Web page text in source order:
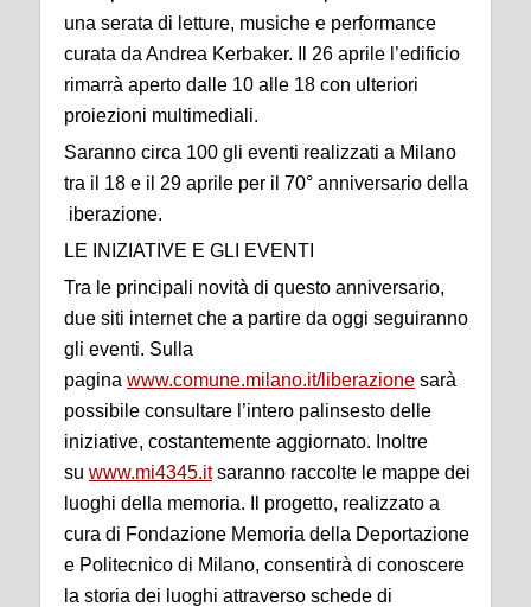
una serata di letture, musiche e performance
curata da Andrea Kerbaker. Il 26 aprile l’edificio
rimarrà aperto dalle 10 alle 18 con ulteriori
proiezioni multimediali.
Saranno circa 100 gli eventi realizzati a Milano
tra il 18 e il 29 aprile per il 70° anniversario della
iberazione.
LE INIZIATIVE E GLI EVENTI
Tra le principali novità di questo anniversario,
due siti internet che a partire da oggi seguiranno
gli eventi. Sulla
pagina www.comune.milano.it/liberazione sarà
possibile consultare l’intero palinsesto delle
iniziative, costantemente aggiornato. Inoltre
su www.mi4345.itsaranno raccolte le mappe dei
luoghi della memoria. Il progetto, realizzato a
cura di Fondazione Memoria della Deportazione
e Politecnico di Milano, consentirà di conoscere
la storia dei luoghi attraverso schede di